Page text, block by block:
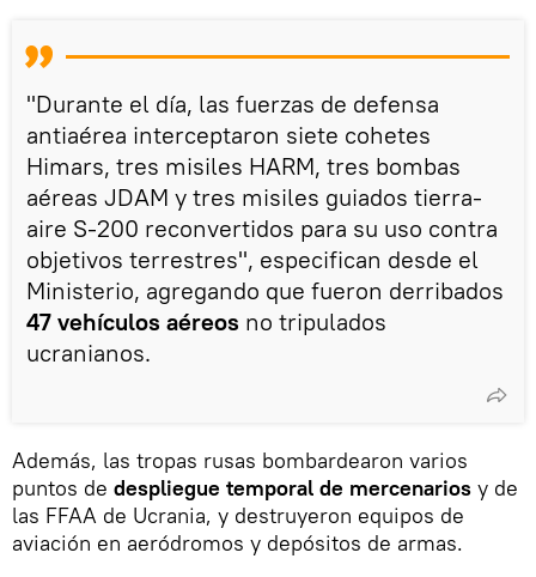
"Durante el día, las fuerzas de defensa
antiaérea interceptaron siete cohetes
Himars, tres misiles HARM, tres bombas
aéreas JDAM y tres misiles guiados tierra-
aire S-200 reconvertidos para su uso contra
objetivos terrestres", especifican desde el
Ministerio, agregando que fueron derribados
47 vehículos aéreos no tripulados
ucranianos.
Además, las tropas rusas bombardearon varios
puntos de despliegue temporal de mercenarios y de
las FFAA de Ucrania, y destruyeron equipos de
aviación en aeródromos y depósitos de armas.